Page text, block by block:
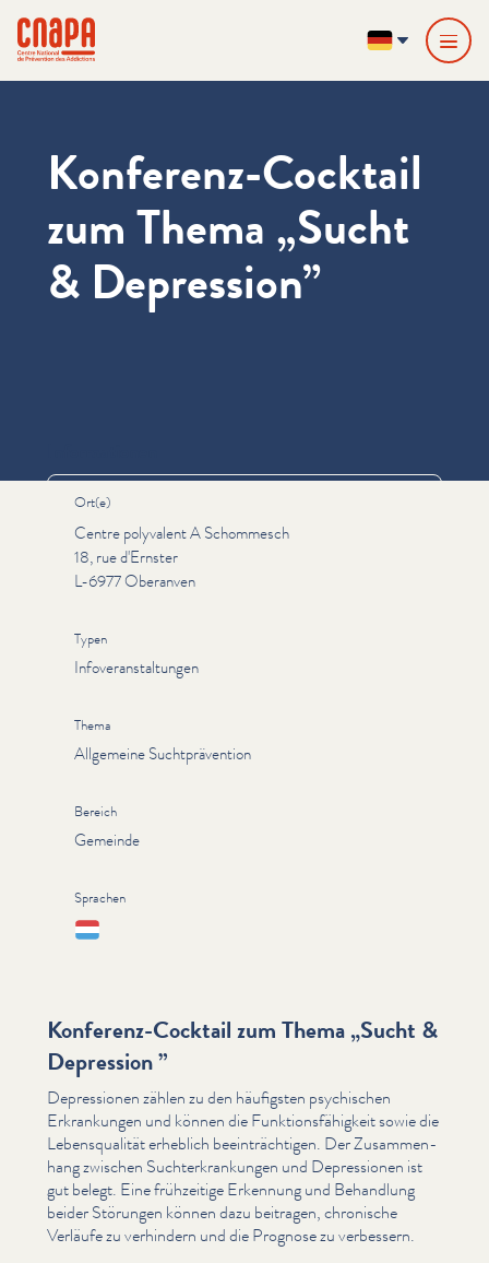
cnapa
DE
Konferenz-Cocktail
zum Thema „Sucht
& Depression”
Ort(e)
Centre polyvalent A Schommesch
18, rue d'Ernster
L-6977 Oberanven
Typen
Infoveranstaltungen
Thema
Allgemeine Suchtprävention
Bereich
Gemeinde
Sprachen
Lëtzebuergesch
Konferenz-Cocktail zum Thema„Sucht &
Depression ”
Depres­sio­nen zählen zu den häufigsten psychischen
Erkrankun­gen und können die Funk­tions­fähigkeit sowie die
Leben­squal­ität erheblich beein­trächti­gen. Der Zusam­men­
hang zwischen Suchterkrankun­gen und Depres­sio­nen ist
gut belegt. Eine frühzeitige Erkennung und Behandlung
beider Störungen können dazu beitragen, chronische
Verläufe zu verhindern und die Prognose zu verbessern.